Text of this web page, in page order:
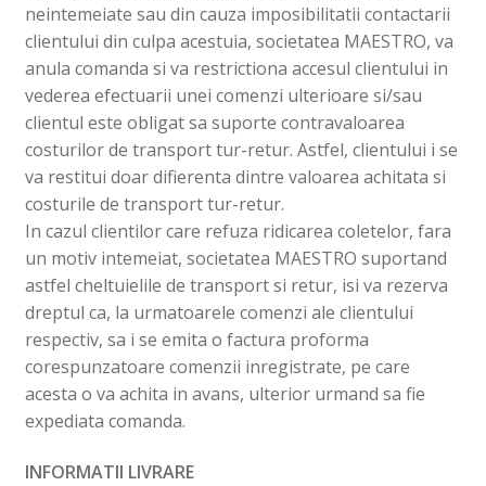
neintemeiate sau din cauza imposibilitatii contactarii
clientului din culpa acestuia, societatea MAESTRO, va
anula comanda si va restrictiona accesul clientului in
vederea efectuarii unei comenzi ulterioare si/sau
clientul este obligat sa suporte contravaloarea
costurilor de transport tur-retur. Astfel, clientului i se
va restitui doar difierenta dintre valoarea achitata si
costurile de transport tur-retur.
In cazul clientilor care refuza ridicarea coletelor, fara
un motiv intemeiat, societatea MAESTRO suportand
astfel cheltuielile de transport si retur, isi va rezerva
dreptul ca, la urmatoarele comenzi ale clientului
respectiv, sa i se emita o factura proforma
corespunzatoare comenzii inregistrate, pe care
acesta o va achita in avans, ulterior urmand sa fie
expediata comanda.
INFORMATII LIVRARE